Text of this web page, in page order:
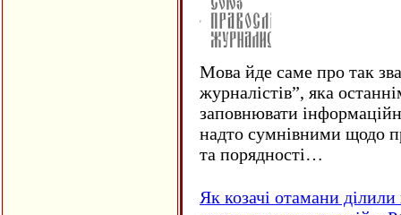
Мова йде саме про так
журналістів”, яка
заповнювати
надто сумнівними щодо
та порядності…
Як козачі отамани